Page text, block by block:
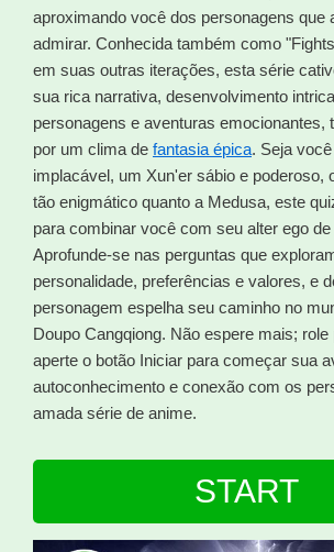
aproximando você dos personagens que
admirar. Conhecida também como
em suas outras iterações, esta série
sua rica narrativa, desenvolvimento
personagens e aventuras emocionantes,
por um clima de fantasia épica. Seja
implacável, um Xun'er sábio e poderoso,
tão enigmático quanto a Medusa, este
para combinar você com seu alter ego de
Aprofunde-se nas perguntas que
personalidade, preferências e valores, e
personagem espelha seu caminho no
Doupo Cangqiong. Não espere mais; role
aperte o botão Iniciar para começar sua
autoconhecimento e conexão com os
amada série de anime.
START